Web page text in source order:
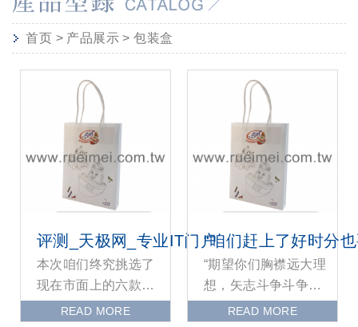
首页 > 产品展示 >包装盒
评测_天极网_专业IT门户
本次咱们终究挑选了
现在市面上的六款抢
手游戏本进行无差别
READ MORE
“咱们赶上了好时分
“期望你们胸襟远大理
想，矢志斗争斗争，
带动广大青年把个人
READ MORE